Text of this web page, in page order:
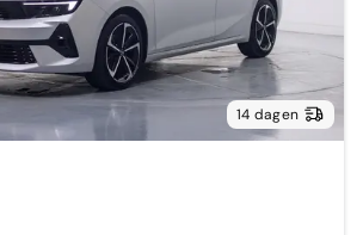
14 dagen